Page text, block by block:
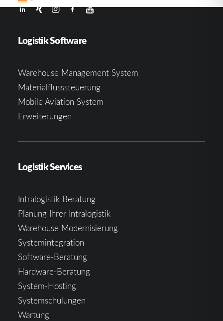
Logistik Software
Warehouse Management System
Materialflusssteuerung
Mobile Aviation System
Erweiterungen
Logistik Services
Intralogistik Beratung
Planung Ihrer Intralogistik
Warehouse Modernisierung
Systemintegration
Software-Beratung
Hardware-Beratung
System-Hosting
Systemschulungen
Wartung